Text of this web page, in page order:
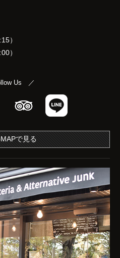
）
）
Us ／
InstagramTripAdvisor
で見る